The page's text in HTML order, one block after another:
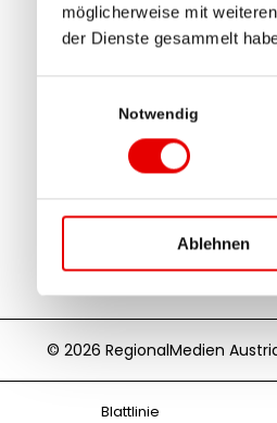
möglicherweise mit
der Dienste gesammelt
Notwendig
Ablehnen
© 2026 RegionalMedien
Blattlinie